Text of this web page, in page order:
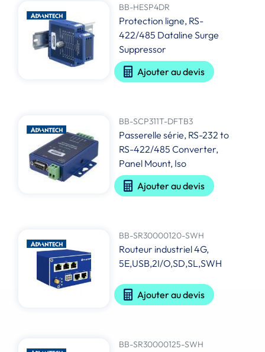
BB-HESP4DR
Protection ligne, RS-
422/485 Dataline Surge
Suppressor
Ajouter au devis
BB-SCP311T-DFTB3
Passerelle série, RS-232 to
RS-422/485 Converter,
Panel Mount, Iso
Ajouter au devis
BB-SR30000120-SWH
Routeur industriel 4G,
5E,USB,2I/O,SD,SL,SWH
Ajouter au devis
BB-SR30000125-SWH